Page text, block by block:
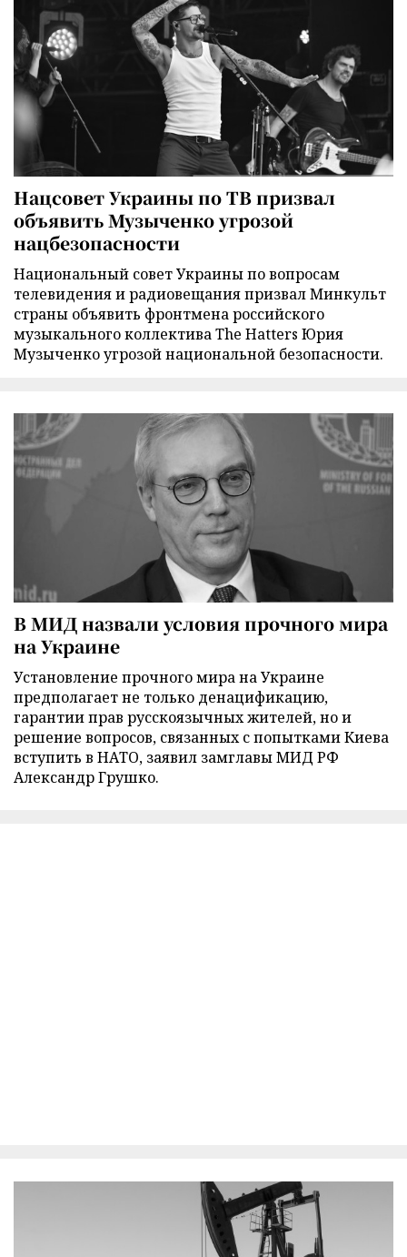
Нацсовет Украины по ТВ призвал
объявить Музыченко угрозой
нацбезопасности
Национальный совет Украины по вопросам
телевидения и радиовещания призвал Минкульт
страны объявить фронтмена российского
музыкального коллектива The Hatters Юрия
Музыченко угрозой национальной безопасности.
В МИД назвали условия прочного мира
на Украине
Установление прочного мира на Украине
предполагает не только денацификацию,
гарантии прав русскоязычных жителей, но и
решение вопросов, связанных с попытками Киева
вступить в НАТО, заявил замглавы МИД РФ
Александр Грушко.